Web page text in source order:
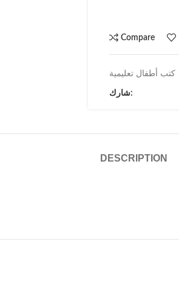
Compare
كتب أطفال تعليمية
شارك:
DESCRIPTION